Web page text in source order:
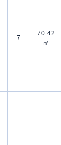
7
70.42
㎡